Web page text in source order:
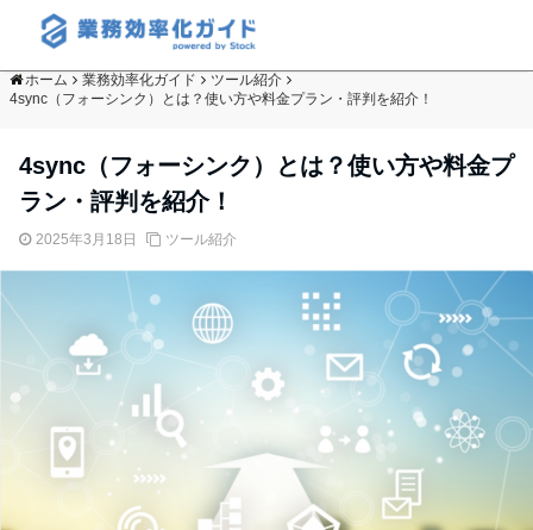
ホーム 業務効率化ガイド
ツール紹介
4sync（フォーシンク）とは？使い方や料金プラン・評判を紹介！
4sync（フォーシンク）とは？使い方や料金プ
ラン・評判を紹介！
2025年3月18日 ツール紹介